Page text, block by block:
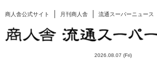
商人舎公式サイト 月刊商人舎 流通スーパーニュース
2026.08.07 (Fri)